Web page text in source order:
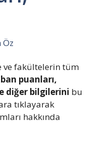
Öz
ve fakültelerin tüm
puanları,
diğer bilgilerini bu
tıklayarak
hakkında